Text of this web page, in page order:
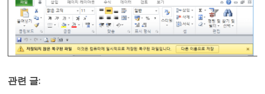
관련 글: